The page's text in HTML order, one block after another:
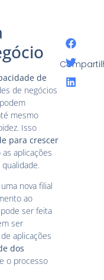
de
de negócios
mesmo
Isso
para crescer
aplicações
nova filial
ao
ser feita
ser
aplicações
dos
o processo